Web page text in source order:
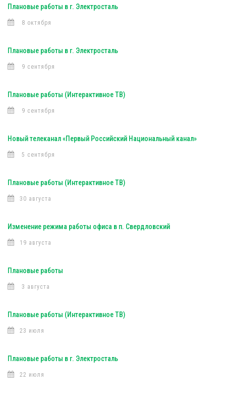
Плановые работы в г. Электросталь
8 октября
Плановые работы в г. Электросталь
9 сентября
Плановые работы (Интерактивное ТВ)
9 сентября
Новый телеканал «Первый Российский Национальный канал»
5 сентября
Плановые работы (Интерактивное ТВ)
30 августа
Изменение режима работы офиса в п. Свердловский
19 августа
Плановые работы
3 августа
Плановые работы (Интерактивное ТВ)
23 июля
Плановые работы в г. Электросталь
22 июля